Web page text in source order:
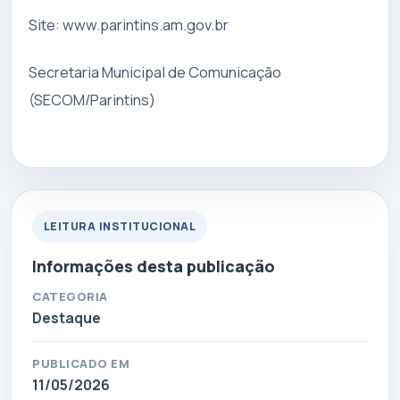
Site: www.parintins.am.gov.br
Secretaria Municipal de Comunicação
(SECOM/Parintins)
LEITURA INSTITUCIONAL
Informações desta publicação
CATEGORIA
Destaque
PUBLICADO EM
11/05/2026